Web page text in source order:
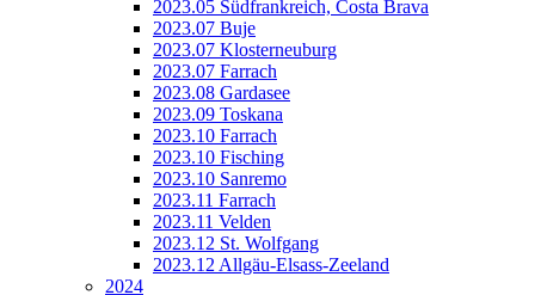
2023.05 Südfrankreich, Costa Brava
2023.07 Buje
2023.07 Klosterneuburg
2023.07 Farrach
2023.08 Gardasee
2023.09 Toskana
2023.10 Farrach
2023.10 Fisching
2023.10 Sanremo
2023.11 Farrach
2023.11 Velden
2023.12 St. Wolfgang
2023.12 Allgäu-Elsass-Zeeland
2024